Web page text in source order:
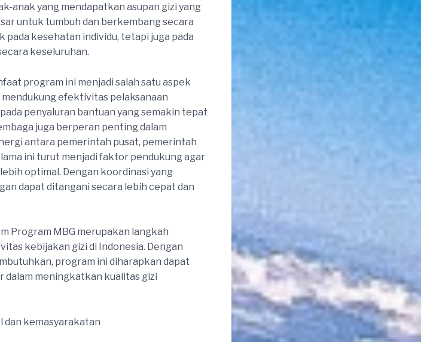
anak yang mendapatkan asupan gizi yang
untuk tumbuh dan berkembang secara
pada kesehatan individu, tetapi juga pada
keseluruhan.
program ini menjadi salah satu aspek
efektivitas pelaksanaan
penyaluran bantuan yang semakin tepat
juga berperan penting dalam
antara pemerintah pusat, pemerintah
ini turut menjadi faktor pendukung agar
optimal. Dengan koordinasi yang
dapat ditangani secara lebih cepat dan
Program MBG merupakan langkah
kebijakan gizi di Indonesia. Dengan
program ini diharapkan dapat
dalam meningkatkan kualitas gizi
dan kemasyarakatan